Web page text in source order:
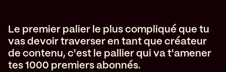
L e premier palier le plus compliqué que tu
vas devoir traverser en tant que créateur
de contenu, c'est le pallier qui va t'amener
tes 1000 premiers abonnés.